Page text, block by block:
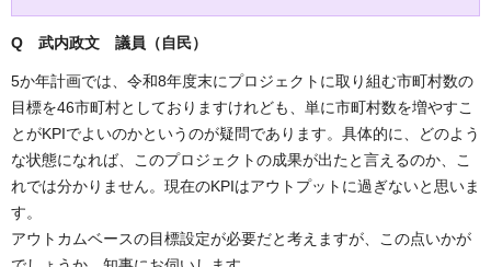
Q 武内政文 議員（自民）
5か年計画では、令和8年度末にプロジェクトに取り組む市町村数の
目標を46市町村としておりますけれども、単に市町村数を増やすこ
とがKPIでよいのかというのが疑問であります。具体的に、どのよう
な状態になれば、このプロジェクトの成果が出たと言えるのか、こ
れでは分かりません。現在のKPIはアウトプットに過ぎないと思いま
す。
アウトカムベースの目標設定が必要だと考えますが、この点いかが